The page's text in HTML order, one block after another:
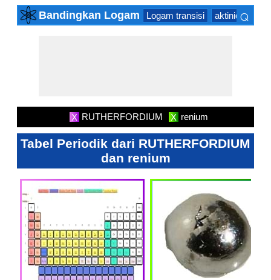
Bandingkan Logam Logam transisi aktinida⌕
X RUTHERFORDIUM X renium
Tabel Periodik dari RUTHERFORDIUM
dan renium